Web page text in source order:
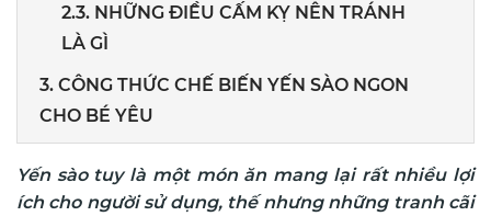
2.3. NHỮNG ĐIỀU CẤM KỴ NÊN TRÁNH
LÀ GÌ
3. CÔNG THỨC CHẾ BIẾN YẾN SÀO NGON
CHO BÉ YÊU
Yến sào tuy là một món ăn mang lại rất nhiều lợi
ích cho người sử dụng, thế nhưng những tranh cãi